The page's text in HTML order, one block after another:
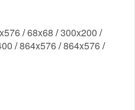
/68x68 /300x200 /
/864x576/864x576/